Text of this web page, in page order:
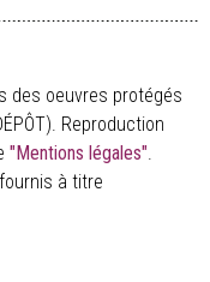
des oeuvres protégés
Reproduction
"Mentions légales".
à titre